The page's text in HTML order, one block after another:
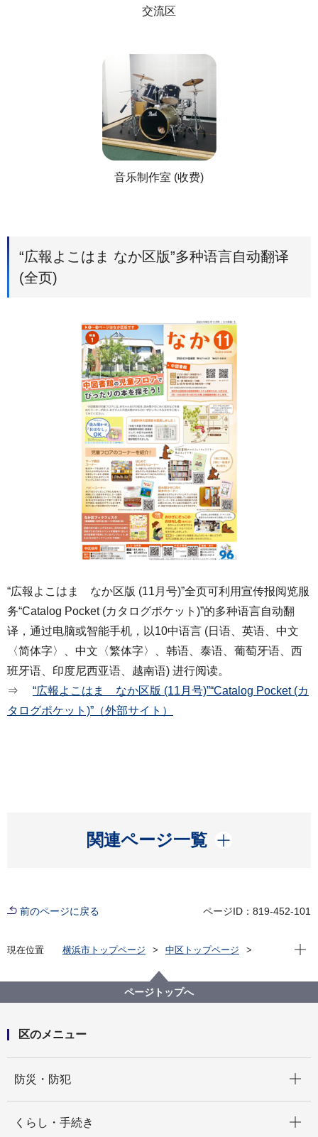
交流区
音乐制作室 (收费)
“広報よこはま なか区版”多种语言自动翻译
(全页)
“広報よこはま なか区版 (11月号)”全页可利用宣传报阅览服
务“Catalog Pocket (カタログポケット)”的多种语言自动翻
译，通过电脑或智能手机，以10中语言 (日语、英语、中文
〈简体字〉、中文〈繁体字〉、韩语、泰语、葡萄牙语、西
班牙语、印度尼西亚语、越南语) 进行阅读。
⇒ “広報よこはま なか区版 (11月号)”“Catalog Pocket (カ
タログポケット)”（外部サイト）
関連ページ一覧
開く
前のページに戻る ページID：819-452-101
現在位置 横浜市トップページ
中区トップページ
宣传报横滨・中区版（～2023）
11月 ① 在中图书馆的儿童楼层找寻适合的图书吧！
現在
ページトップへ
区のメニュー
防災・防犯
くらし・手続き